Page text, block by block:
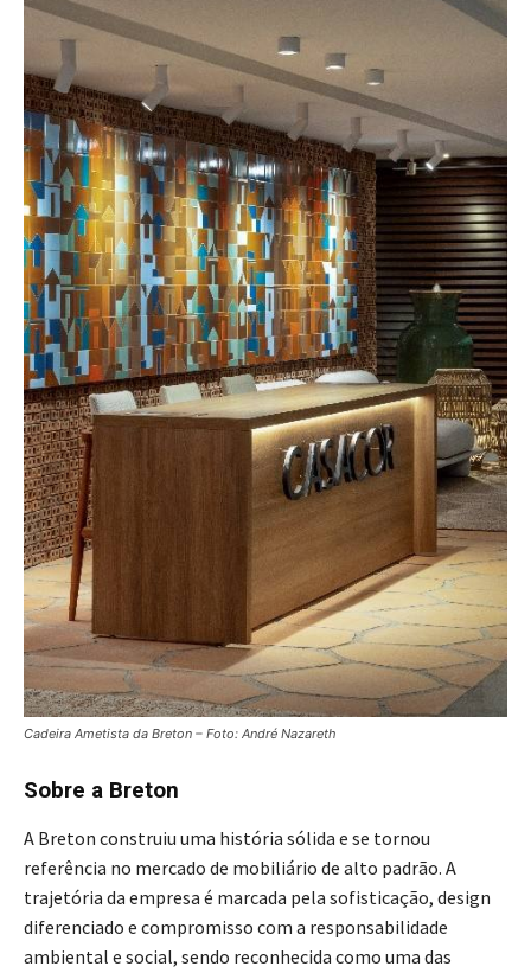
Cadeira Ametista da Breton – Foto: André Nazareth
Sobre a Breton
A Breton construiu uma história sólida e se tornou
referência no mercado de mobiliário de alto padrão. A
trajetória da empresa é marcada pela sofisticação, design
diferenciado e compromisso com a responsabilidade
ambiental e social, sendo reconhecida como uma das